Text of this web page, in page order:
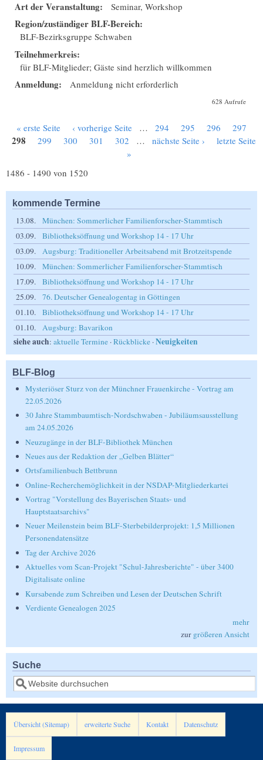
Art der Veranstaltung: Seminar, Workshop
Region/zuständiger BLF-Bereich:
BLF-Bezirksgruppe Schwaben
Teilnehmerkreis:
für BLF-Mitglieder; Gäste sind herzlich willkommen
Anmeldung: Anmeldung nicht erforderlich
628 Aufrufe
Seiten
« erste Seite ‹ vorherige Seite … 294 295 296 297
298 299 300 301 302 … nächste Seite ›
letzte Seite
»
1486 - 1490 von 1520
kommende Termine
13.08.
München: Sommerlicher Familienforscher-Stammtisch
03.09.
Bibliotheksöffnung und Workshop 14 - 17 Uhr
03.09.
Augsburg: Traditioneller Arbeitsabend mit Brotzeitspende
10.09.
München: Sommerlicher Familienforscher-Stammtisch
17.09.
Bibliotheksöffnung und Workshop 14 - 17 Uhr
25.09.
76. Deutscher Genealogentag in Göttingen
01.10.
Bibliotheksöffnung und Workshop 14 - 17 Uhr
01.10.
Augsburg: Bavarikon
siehe auch: aktuelle Termine ·Rückblicke ·Neuigkeiten
BLF-Blog
Mysteriöser Sturz von der Münchner Frauenkirche - Vortrag am
22.05.2026
30 Jahre Stammbaumtisch-Nordschwaben - Jubiläumsausstellung
am 24.05.2026
Neuzugänge in der BLF-Bibliothek München
Neues aus der Redaktion der „Gelben Blätter“
Ortsfamilienbuch Bettbrunn
Online-Recherchemöglichkeit in der NSDAP-Mitgliederkartei
Vortrag "Vorstellung des Bayerischen Staats- und
Hauptstaatsarchivs"
Neuer Meilenstein beim BLF-Sterbebilderprojekt: 1,5 Millionen
Personendatensätze
Tag der Archive 2026
Aktuelles vom Scan-Projekt "Schul-Jahresberichte" - über 3400
Digitalisate online
Kursabende zum Schreiben und Lesen der Deutschen Schrift
Verdiente Genealogen 2025
mehr
zur größeren Ansicht
Suche
Suche
Übersicht (Sitemap) erweiterte Suche Kontakt Datenschutz
Impressum